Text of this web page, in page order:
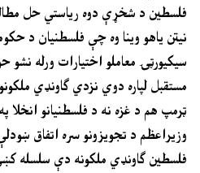
فلسطين د شخړې دوه رياستي حل
نيتن ياهو وينا وه چې فلسطنيان د
سيکيورټۍ معاملو اختيارات ورله نشو
مستقبل لپاره دوي نزدي ګاونډي
ټرمپ هم د غزه نه د فلسطنيانو انخلا
وزيراعظم د تجويزونو سره اتفاق
فلسطين ګاونډي ملکونه دې سلسله